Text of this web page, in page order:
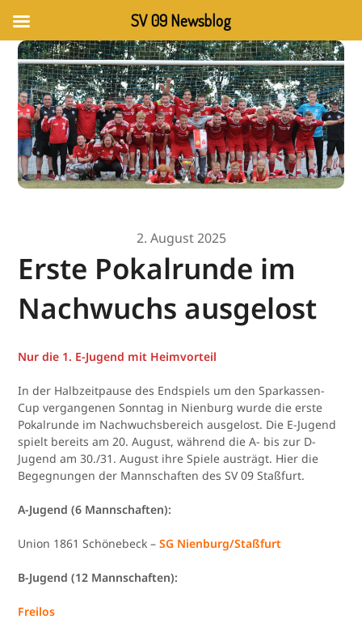
2. August 2025
Erste Pokalrunde im
Nachwuchs ausgelost
Nur die 1. E-Jugend mit Heimvorteil
In der Halbzeitpause des Endspiels um den Sparkassen-
Cup vergangenen Sonntag in Nienburg wurde die erste
Pokalrunde im Nachwuchsbereich ausgelost. Die E-Jugend
spielt bereits am 20. August, während die A- bis zur D-
Jugend am 30./31. August ihre Spiele austrägt. Hier die
Begegnungen der Mannschaften des SV 09 Staßfurt.
A-Jugend (6 Mannschaften):
Union 1861 Schönebeck –SG Nienburg/Staßfurt
B-Jugend (12 Mannschaften):
Freilos
SV 09 Newsblog